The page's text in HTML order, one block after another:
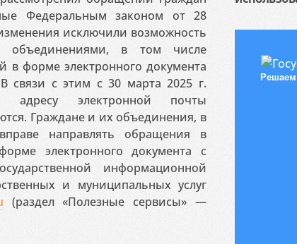
Федеральным законом от 28
исключили возможность
объединениями, в том числе
форме электронного документа
связи с этим с 30 марта 2025 г.
адресу электронной почты
Граждане и их объединения, в
направлять обращения в
электронного документа с
информационной
и муниципальных услуг
(раздел «Полезные сервисы» —